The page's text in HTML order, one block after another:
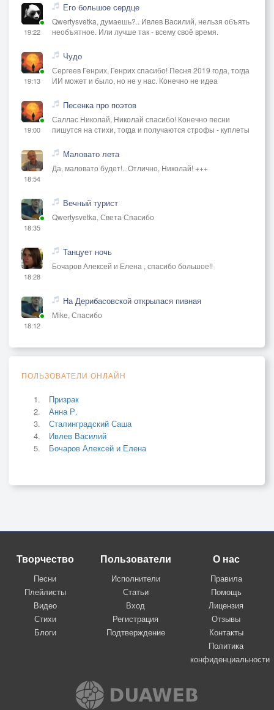
19:22
Его большое сердце
Qwertysvetka, думаешь?.. Ивлев Василий, нельзя объять
необъятное. Или лучше так - всему своё время.
19:13
Чудо
Сергеев Генрих, Генрих спасибо! Песня 2019 года, тогда
ИИ может и было, но не у нас. Конечно не идеа
19:00
Песенка про поэтов
Саллас Николай, Николай спасибо! Конечно песни
пишутся на стихи, тогда и получаются строфы - куплеты
18:54
Маловато лета
Да, маловато будет!.. Отлично, Николай! +++
18:35
Вечный турист
Qwertysvetka, Света Спасибо
18:28
Танцует ночь
Бочаров Алексей и Елена , спасибо большое!!
18:12
На Дерибасовской открылася пивная
Mike, Спасибо
ПОЛЬЗОВАТЕЛИ ОНЛАЙН
Призрак
Анна Р.
Сталинградский Саша
Ивлев Василий
Бочаров Алексей и Елена
Творчество
Песни
Плейлисты
Видео
Стихи
Блоги
Пользователи
Исполнители
Статьи
Вход
Регистрация
Подтверждение
О нас
Правила
Помощь
Лицензия
Отзывы
Контакты
Политика
конфиденциальности